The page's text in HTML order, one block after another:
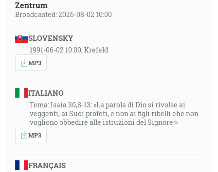
Zentrum
Broadcasted: 2026-08-02 10:00
SLOVENSKY
1991-06-02 10:00, Krefeld
MP3
ITALIANO
Tema: Isaia 30,8-13: «La parola di Dio si rivolse ai
veggenti, ai Suoi profeti, e non ai figli ribelli che non
vogliono obbedire alle istruzioni del Signore!»
MP3
FRANÇAIS